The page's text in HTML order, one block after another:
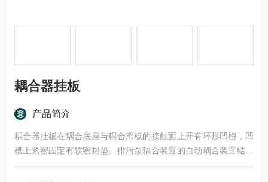
耦合器挂板
产品简介
耦合器挂板在耦合底座与耦合滑板的接触面上开有环形凹槽，凹
槽上紧密固定有软密封垫。排污泵耦合装置的自动耦合装置结构
紧凑、占地面积小。排污泵由于潜入液下工作,因此可直接安装于